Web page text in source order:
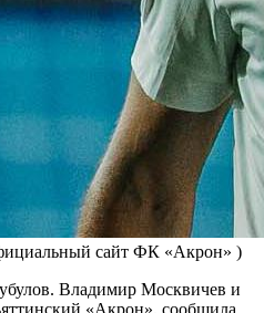
сайт ФК «‎Акрон» )
Владимир Москвичев и
«Акрон», сообщила